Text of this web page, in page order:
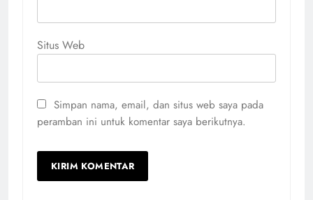
Situs Web
Simpan nama, email, dan situs web saya pada
peramban ini untuk komentar saya berikutnya.